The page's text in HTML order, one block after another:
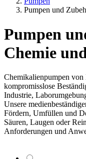
Pumpen und
Pumpen
Chemie
Chemikalienpumpen
kompromisslose
Industrie,
Unsere
Fördern, Umfüllen und
Säuren, Laugen oder
Anforderungen und